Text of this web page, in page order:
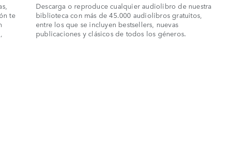
te
Descarga o reproduce cualquier audiolibro de nuestra
biblioteca con más de 45.000 audiolibros gratuitos,
entre los que se incluyen bestsellers, nuevas
publicaciones y clásicos de todos los géneros.